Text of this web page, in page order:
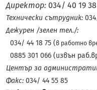
Директор: 034/ 40 19 38
Технически сътрудник:
Дежурен /зелен тел./:
034/ 44 18 75 (в работно
0885 301 066 (извън
Център за
Факс: 034/ 44 55 85